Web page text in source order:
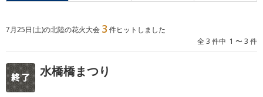
7月25日(土)の北陸の花火大会 3 件ヒットしました
全 3 件中 1 〜 3 件
水橋橋まつり